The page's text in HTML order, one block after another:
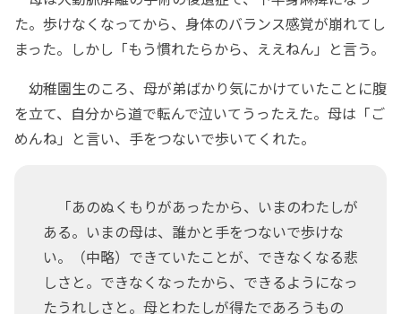
た。歩けなくなってから、身体のバランス感覚が崩れてし
まった。しかし「もう慣れたらから、ええねん」と言う。
幼稚園生のころ、母が弟ばかり気にかけていたことに腹
を立て、自分から道で転んで泣いてうったえた。母は「ご
めんね」と言い、手をつないで歩いてくれた。
「あのぬくもりがあったから、いまのわたしが
ある。いまの母は、誰かと手をつないで歩けな
い。（中略）できていたことが、できなくなる悲
しさと。できなくなったから、できるようになっ
たうれしさと。母とわたしが得たであろうもの